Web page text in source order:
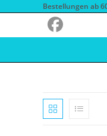
springen
Bestellungen ab